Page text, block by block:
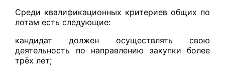
Среди квалификационных критериев общих по
лотам есть следующие:
кандидат должен осуществлять свою
деятельность по направлению закупки более
трёх лет;